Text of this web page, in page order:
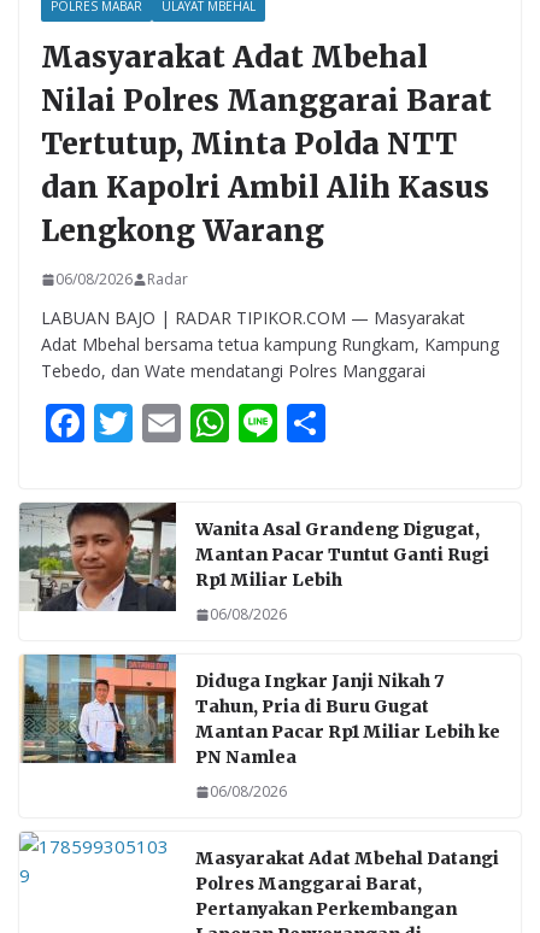
POLRES MABAR ULAYAT MBEHAL
Masyarakat Adat Mbehal
Nilai Polres Manggarai Barat
Tertutup, Minta Polda NTT
dan Kapolri Ambil Alih Kasus
Lengkong Warang
06/08/2026 Radar
LABUAN BAJO | RADAR TIPIKOR.COM — Masyarakat
Adat Mbehal bersama tetua kampung Rungkam, Kampung
Tebedo, dan Wate mendatangi Polres Manggarai
F
e
b
o
o
k
T
itt
er
E W
s
A
p
Li
e
Wanita Asal Grandeng Digugat,
Mantan Pacar Tuntut Ganti Rugi
Rp1 Miliar Lebih
06/08/2026
Diduga Ingkar Janji Nikah 7
Tahun, Pria di Buru Gugat
Mantan Pacar Rp1 Miliar Lebih ke
PN Namlea
06/08/2026
Masyarakat Adat Mbehal Datangi
Polres Manggarai Barat,
Pertanyakan Perkembangan